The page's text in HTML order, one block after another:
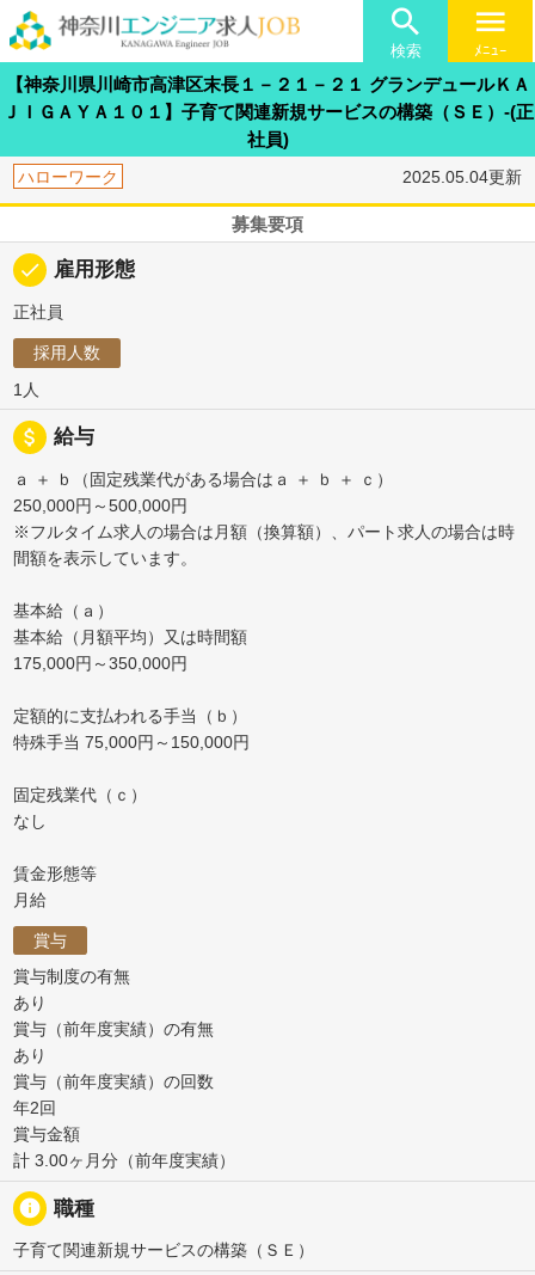

検索
menu
ﾒﾆｭｰ
【神奈川県川崎市高津区末長１－２１－２１ グランデュールＫＡ
ＪＩＧＡＹＡ１０１】子育て関連新規サービスの構築（ＳＥ）-(正
社員)
ハローワーク 2025.05.04更新
募集要項
done 雇用形態
正社員
採用人数
1人
attach_money 給与
ａ ＋ ｂ（固定残業代がある場合はａ ＋ ｂ ＋ ｃ）
250,000円～500,000円
※フルタイム求人の場合は月額（換算額）、パート求人の場合は時
間額を表示しています。
基本給（ａ）
基本給（月額平均）又は時間額
175,000円～350,000円
定額的に支払われる手当（ｂ）
特殊手当 75,000円～150,000円
固定残業代（ｃ）
なし
賃金形態等
月給
賞与
賞与制度の有無
あり
賞与（前年度実績）の有無
あり
賞与（前年度実績）の回数
年2回
賞与金額
計 3.00ヶ月分（前年度実績）
info 職種
子育て関連新規サービスの構築（ＳＥ）